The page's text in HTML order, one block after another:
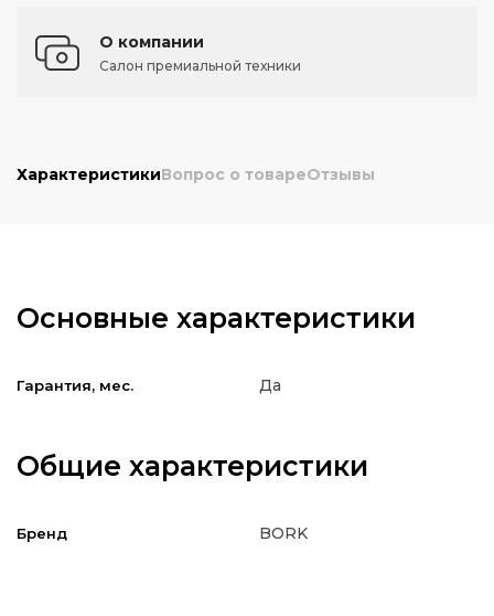
О компании
Салон премиальной техники
ХарактеристикиВопрос о товареОтзывы
Основные характеристики
Гарантия, мес. Да
Общие характеристики
Бренд BORK